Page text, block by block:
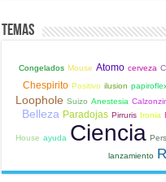
Temas
Congelados Mouse Atomo cerveza
Chespirito Positivo ilusion
Loophole Suizo Anestesia
Belleza Paradojas Pirruris Ironia
House ayuda Ciencia
lanzamiento